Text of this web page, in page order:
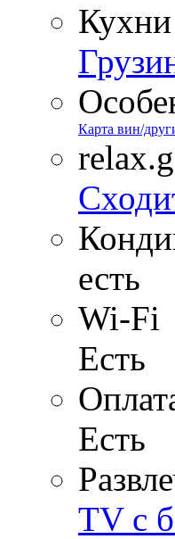
Кухни
Карта вин/
есть
Wi-Fi
Есть
Есть
TV с